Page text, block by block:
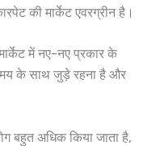
की मार्केट एवरग्रीन है।
में नए-नए प्रकार के
के साथ जुड़े रहना है और
बहुत अधिक किया जाता है,